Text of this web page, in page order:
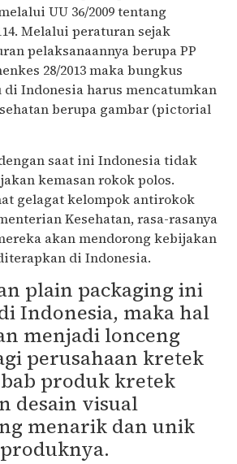
UU 36/2009 tentang
Melalui peraturan sejak
pelaksanaannya berupa PP
28/2013 maka bungkus
Indonesia harus mencatumkan
berupa gambar (pictorial
saat ini Indonesia tidak
kemasan rokok polos.
gelagat kelompok antirokok
Kesehatan, rasa-rasanya
akan mendorong kebijakan
di Indonesia.
plain packaging ini
Indonesia, maka hal
menjadi lonceng
perusahaan kretek
produk kretek
desain visual
menarik dan unik